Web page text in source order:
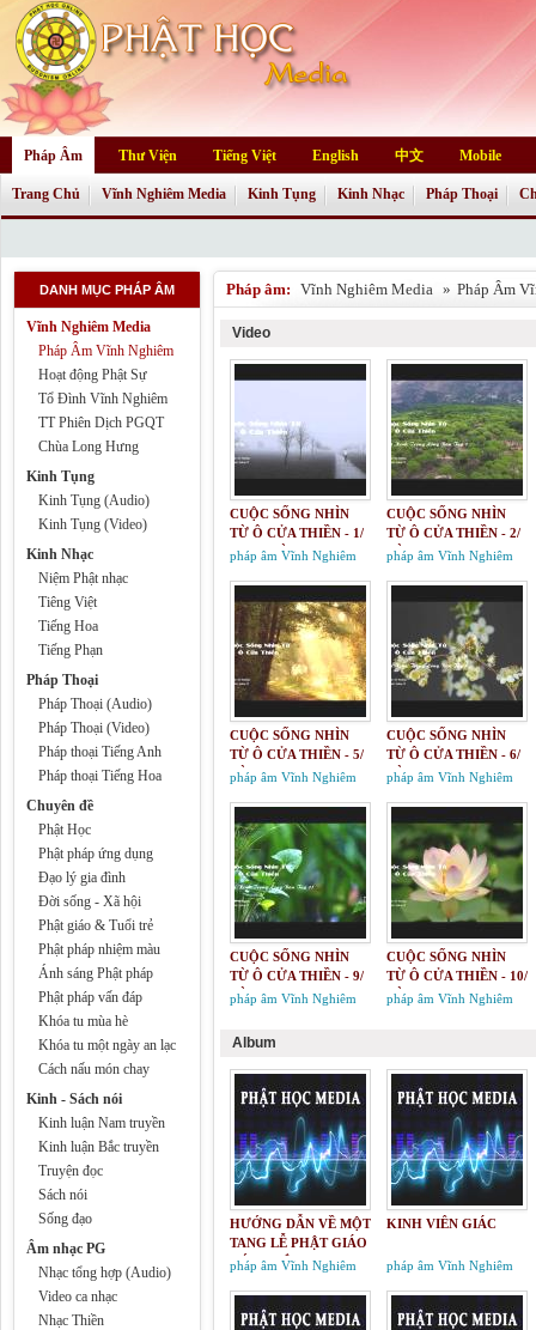
Pháp Âm Thư Viện Tiếng Việt English 中文 Mobile
Trang Chủ Vĩnh Nghiêm Media Kinh Tụng Kinh Nhạc Pháp Thoại
DANH MỤC PHÁP ÂM
Vĩnh Nghiêm Media
Pháp Âm Vĩnh Nghiêm
Hoạt động Phật Sự
Tổ Đình Vĩnh Nghiêm
TT Phiên Dịch PGQT
Chùa Long Hưng
Kinh Tụng
Kinh Tụng (Audio)
Kinh Tụng (Video)
Kinh Nhạc
Niệm Phật nhạc
Tiêng Việt
Tiếng Hoa
Tiếng Phạn
Pháp Thoại
Pháp Thoại (Audio)
Pháp Thoại (Video)
Pháp thoại Tiếng Anh
Pháp thoại Tiếng Hoa
Chuyên đề
Phật Học
Phật pháp ứng dụng
Đạo lý gia đình
Đời sống - Xã hội
Phật giáo & Tuổi trẻ
Phật pháp nhiệm màu
Ánh sáng Phật pháp
Phật pháp vấn đáp
Khóa tu mùa hè
Khóa tu một ngày an lạc
Cách nấu món chay
Kinh - Sách nói
Kinh luận Nam truyền
Kinh luận Bắc truyền
Truyện đọc
Sách nói
Sống đạo
Âm nhạc PG
Nhạc tổng hợp (Audio)
Video ca nhạc
Nhạc Thiền
Pháp âm: Vĩnh Nghiêm Media » Pháp Âm
Video
CUỘC SỐNG NHÌN
TỪ Ô CỬA THIỀN - 1/
THAY LỜI TỰA
pháp âm Vĩnh Nghiêm
CUỘC SỐNG NHÌN
TỪ Ô CỬA THIỀN - 2/
LỜI KINH TRONG
pháp âm Vĩnh Nghiêm
CUỘC SỐNG NHÌN
TỪ Ô CỬA THIỀN - 5/
LỜI KINH TRONG
pháp âm Vĩnh Nghiêm
CUỘC SỐNG NHÌN
TỪ Ô CỬA THIỀN - 6/
LỜI KINH TRONG
pháp âm Vĩnh Nghiêm
CUỘC SỐNG NHÌN
TỪ Ô CỬA THIỀN - 9/
LỜI KINH TRONG
pháp âm Vĩnh Nghiêm
CUỘC SỐNG NHÌN
TỪ Ô CỬA THIỀN - 10/
LỜI KINH TRONG
pháp âm Vĩnh Nghiêm
Album
HƯỚNG DẪN VỀ MỘT
TANG LỄ PHẬT GIÁO
ĐÚNG ĐẮN
pháp âm Vĩnh Nghiêm
KINH VIÊN GIÁC
pháp âm Vĩnh Nghiêm